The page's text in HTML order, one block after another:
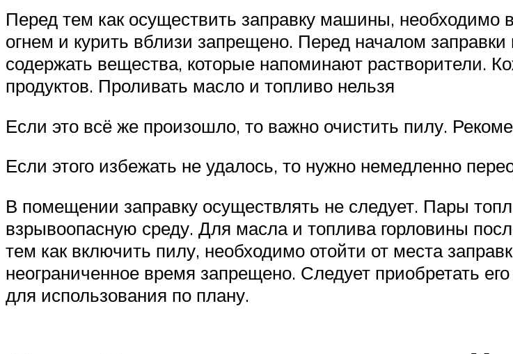
Перед тем как осуществить заправку машины, необходимо
огнем и курить вблизи запрещено. Перед началом
содержать вещества, которые напоминают растворители.
продуктов. Проливать масло и топливо нельзя
Если это всё же произошло, то важно очистить пилу.
Если этого избежать не удалось, то нужно немедленно
В помещении заправку осуществлять не следует. Пары
взрывоопасную среду. Для масла и топлива горловины
тем как включить пилу, необходимо отойти от места
неограниченное время запрещено. Следует приобретать
для использования по плану.